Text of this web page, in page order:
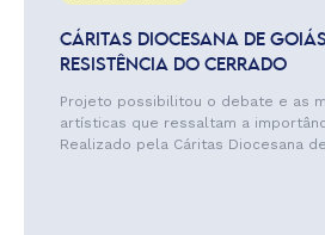
CÁRITAS DIOCESANA DE
RESISTÊNCIA DO CERRADO
Projeto possibilitou o debate e as
artísticas que ressaltam a
Realizado pela Cáritas Diocesana